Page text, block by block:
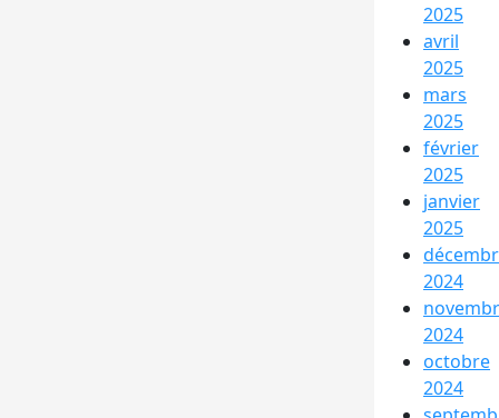
2025
avril
2025
mars
2025
février
2025
janvier
2025
2024
2024
octobre
2024